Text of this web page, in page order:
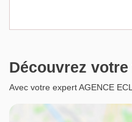
Découvrez
Avec votre expert AGENCE